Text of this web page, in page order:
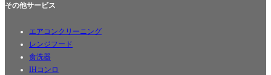
その他サービス
エアコンクリーニング
レンジフード
食洗器
IHコンロ